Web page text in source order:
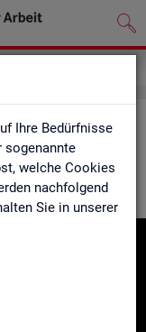
Ihre Bedürfnisse
sogenannte
welche Cookies
nachfolgend
Sie in unserer
Deut­scher Ge­bär­